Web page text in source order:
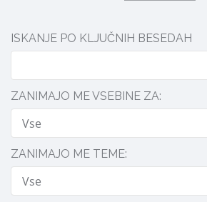
ISKANJE PO KLJUČNIH BESEDAH
ZANIMAJO ME VSEBINE ZA:
Vse
ZANIMAJO ME TEME:
Vse